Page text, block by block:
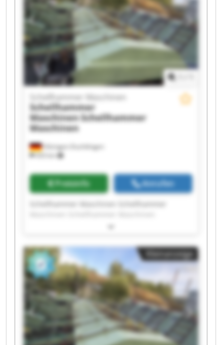
Maschinen Schellhammer Maschinen
Schellhammer Maschinen Schellhammer
Maschinen Schellhammer Maschinen
Schellhammer Maschinen Schellhammer
Maschinen
Hilzingen-Duchtlingen
433 km
Schellhammer Maschinen
Schellhammer
Maschinen Schellhammer
Maschinen
Preisinfo Anrufen
Schellhammer Maschinen Schellhammer
Schellhammer Maschinen Schellhammer
Maschinen Schellhammer Maschinen
Schellhammer Maschinen Schellhammer
Maschinen Schellhammer Maschinen
Schellhammer Maschinen Schellhammer
Maschinen Schellhammer Maschinen
Schellhammer Maschinen Schellhammer
Maschinen Schellhammer Maschinen
Schellhammer Maschinen Schellhammer
Maschinen
Kleinanzeige